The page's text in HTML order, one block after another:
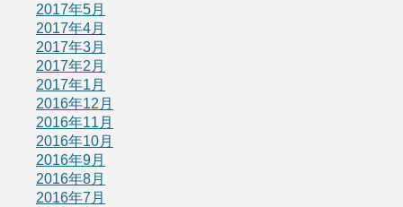
2017年5月
2017年4月
2017年3月
2017年2月
2017年1月
2016年12月
2016年11月
2016年10月
2016年9月
2016年8月
2016年7月